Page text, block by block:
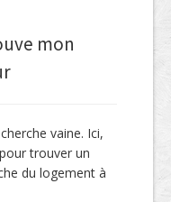
mon
vaine. Ici,
trouver un
du logement à